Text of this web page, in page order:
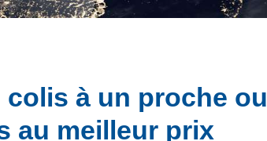
colis à un proche ou
au meilleur prix